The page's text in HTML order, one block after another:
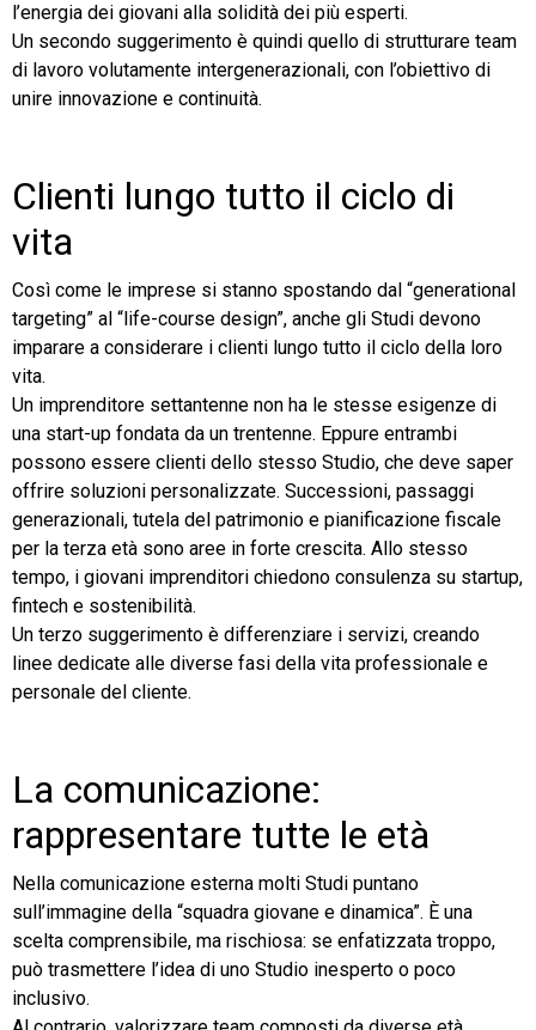
l’energia dei giovani alla solidità dei più esperti.
Un secondo suggerimento è quindi quello di strutturare team
di lavoro volutamente intergenerazionali, con l’obiettivo di
unire innovazione e continuità.
Clienti lungo tutto il ciclo di
vita
Così come le imprese si stanno spostando dal “generational
targeting” al “life-course design”, anche gli Studi devono
imparare a considerare i clienti lungo tutto il ciclo della loro
vita.
Un imprenditore settantenne non ha le stesse esigenze di
una start-up fondata da un trentenne. Eppure entrambi
possono essere clienti dello stesso Studio, che deve saper
offrire soluzioni personalizzate. Successioni, passaggi
generazionali, tutela del patrimonio e pianificazione fiscale
per la terza età sono aree in forte crescita. Allo stesso
tempo, i giovani imprenditori chiedono consulenza su startup,
fintech e sostenibilità.
Un terzo suggerimento è differenziare i servizi, creando
linee dedicate alle diverse fasi della vita professionale e
personale del cliente.
La comunicazione:
rappresentare tutte le età
Nella comunicazione esterna molti Studi puntano
sull’immagine della “squadra giovane e dinamica”. È una
scelta comprensibile, ma rischiosa: se enfatizzata troppo,
può trasmettere l’idea di uno Studio inesperto o poco
inclusivo.